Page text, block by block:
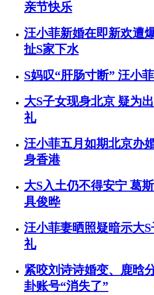
亲节快乐
汪小菲新婚在即新欢遭
扯S家下水
S妈叹“肝肠寸断” 汪小
大S子女现身北京 疑为
礼
汪小菲五月如期北京办
身香港
大S入土仍不得安宁 葛
具俊晔
汪小菲妻晒照疑暗示大
礼
紧咬刘诗诗婚变、鹿晗
卦账号“消失了”